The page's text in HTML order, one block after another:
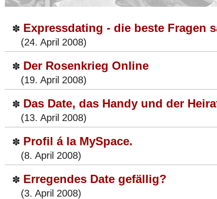
✽ Expressdating - die beste Fragen
(24. April 2008)
✽ Der Rosenkrieg Online
(19. April 2008)
✽ Das Date, das Handy und der
(13. April 2008)
✽ Profil á la MySpace.
(8. April 2008)
✽ Erregendes Date gefällig?
(3. April 2008)